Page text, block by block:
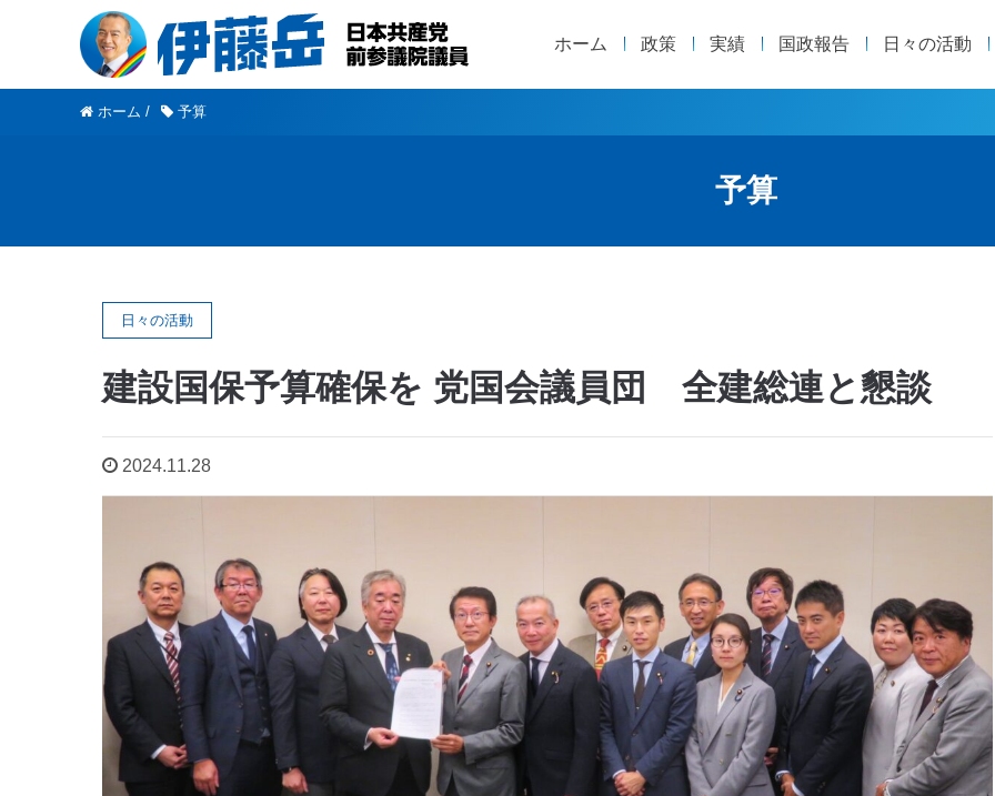
ホーム 政策 実績 国政報告 日々の活動
ホーム / 予算
予算
日々の活動
建設国保予算確保を 党国会議員団 全建総連と懇談
2024.11.28